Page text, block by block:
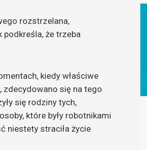
rozstrzelana,
że trzeba
kiedy właściwe
zdecydowano się na tego
się rodziny tych,
które były robotnikami
niestety straciła życie